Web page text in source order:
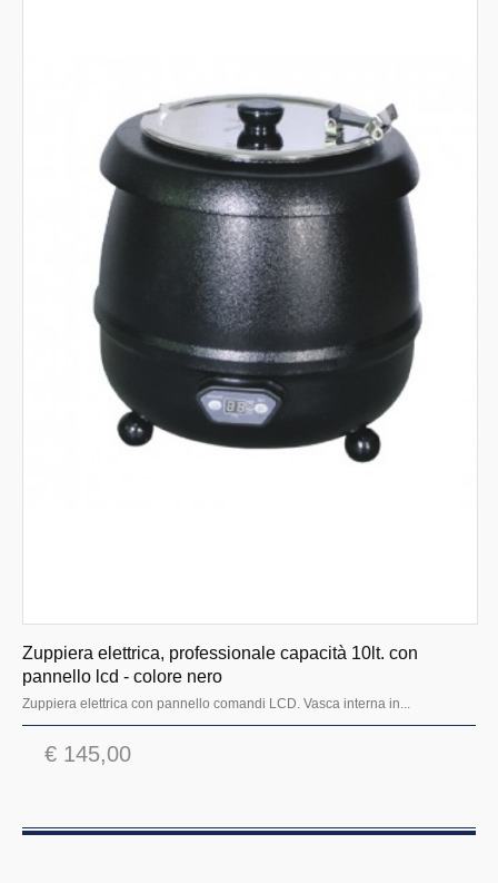
Vetrine espositori verticali gelato
Vetrine espositori orizzontali gelato
Minibar
Percolatore di caffè americano
Distributori di bevande calde e fredde
Macchine caffè
Macinacaffé
Cioccolatiera
Frullatori
Tostiere rullanti
Crepiere
Tritaghiaccio
Montapanna
Zuppiere riscaldanti da banco
Zuppiera elettrica, professionale capacità 10lt. con
pannello lcd - colore nero
Zuppiera elettrica con pannello comandi LCD. Vasca interna in...
€ 145,00